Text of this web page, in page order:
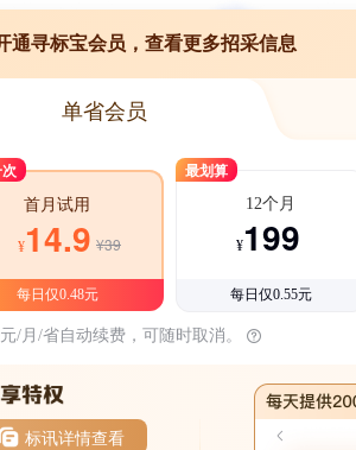
通寻标宝会员，查看更多招采信息
单省会员
首月试用
¥14.9 ¥39
每日仅0.48元
最划算
12个月
¥199
每日仅0.55元
/月/省自动续费，可随时取消。
标讯详情查看